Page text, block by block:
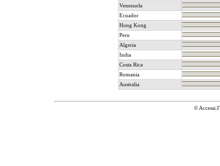
Venezuela
Ecuador
Hong Kong
Peru
Algeria
India
Costa Rica
Romania
Australia
©